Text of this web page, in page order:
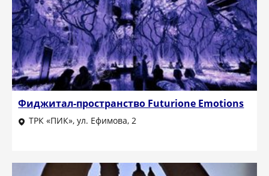
Фиджитал-пространство Futurione Emotions
ТРК «ПИК», ул. Ефимова, 2